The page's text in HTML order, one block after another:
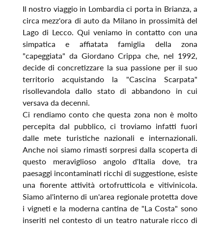
Il nostro viaggio in Lombardia ci porta in Brianza, a
circa mezz'ora di auto da Milano in prossimità del
Lago di Lecco. Qui veniamo in contatto con una
simpatica e affiatata famiglia della zona
"capeggiata" da Giordano Crippa che, nel 1992,
decide di concretizzare la sua passione per il suo
territorio acquistando la "Cascina Scarpata"
risollevandola dallo stato di abbandono in cui
versava da decenni.
Ci rendiamo conto che questa zona non è molto
percepita dal pubblico, ci troviamo infatti fuori
dalle mete turistiche nazionali e internazionali.
Anche noi siamo rimasti sorpresi dalla scoperta di
questo meraviglioso angolo d'Italia dove, tra
paesaggi incontaminati ricchi di suggestione, esiste
una fiorente attività ortofrutticola e vitivinicola.
Siamo al'interno di un'area regionale protetta dove
i vigneti e la moderna cantina de "La Costa" sono
inseriti nel contesto di un teatro naturale ricco di